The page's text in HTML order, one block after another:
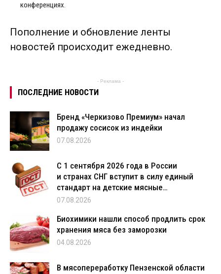
конференциях.
Пополнение и обновление ленты
новостей происходит ежедневно.
- Реклама -
ПОСЛЕДНИЕ НОВОСТИ
Бренд «Черкизово Премиум» начал
продажу сосисок из индейки
07.08.2026
С 1 сентября 2026 года в России
и странах СНГ вступит в силу единый
стандарт на детские мясные…
07.08.2026
Биохимики нашли способ продлить срок
хранения мяса без заморозки
04.08.2026
В мясопереработку Пензенской области